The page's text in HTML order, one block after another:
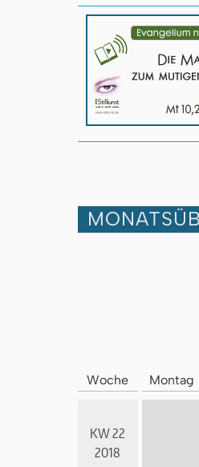
Woche Montag
KW 22
2018